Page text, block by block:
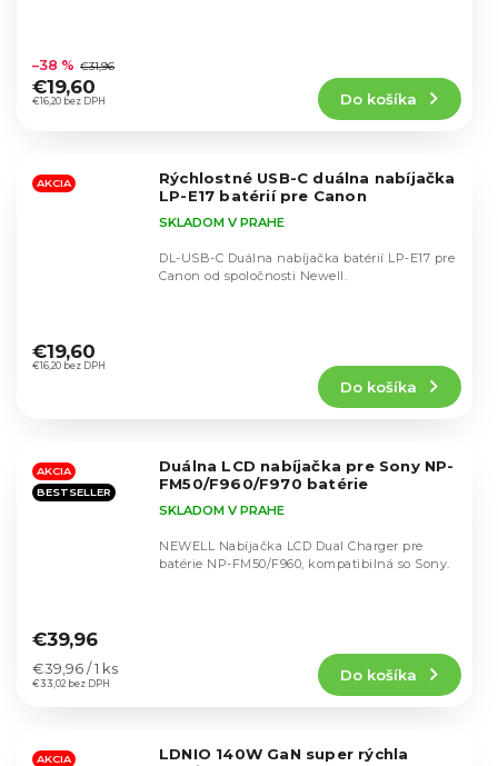
hodnotenie
produktu
je
hviezdičiek.
€16,20 bez DPH
–38 % €31,96
€19,60
Do košíka
AKCIA
Rýchlostné USB-C duálna nabíjačka
LP-E17 batérií pre Canon
hodnotenie
produktu
hviezdičiek.
SKLADOM V PRAHE
€16,20 bez DPH
€19,60
Do košíka
DL-USB-C Duálna nabíjačka batérií LP-E17 pre
Canon od spoločnosti Newell.
AKCIA
BESTSELLER
Duálna LCD nabíjačka pre Sony NP-
FM50/F960/F970 batérie
hodnotenie
produktu
je
hviezdičiek.
SKLADOM V PRAHE
€33,02 bez DPH
€39,96
Jednotková
cena:
€39,96 / 1 ks Do košíka
NEWELL Nabíjačka LCD Dual Charger pre
batérie NP-FM50/F960, kompatibilná so Sony.
AKCIA
LDNIO 140W GaN super rýchla